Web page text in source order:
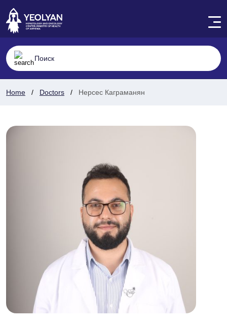
Home Doctors Нерсес Каграманян